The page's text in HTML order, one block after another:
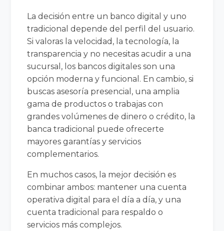
La decisión entre un banco digital y uno
tradicional depende del perfil del usuario.
Si valoras la velocidad, la tecnología, la
transparencia y no necesitas acudir a una
sucursal, los bancos digitales son una
opción moderna y funcional. En cambio, si
buscas asesoría presencial, una amplia
gama de productos o trabajas con
grandes volúmenes de dinero o crédito, la
banca tradicional puede ofrecerte
mayores garantías y servicios
complementarios.
En muchos casos, la mejor decisión es
combinar ambos: mantener una cuenta
operativa digital para el día a día, y una
cuenta tradicional para respaldo o
servicios más complejos.